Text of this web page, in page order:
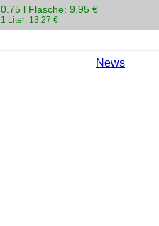
0.75 l Flasche: 9.95 €
1 Liter: 13.27 €
News